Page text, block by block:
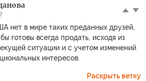
нет в мире таких преданных друзей,
готовы всегда продать, исходя из
ситуации и с учетом изменений
интересов.
Раскрыть ветку